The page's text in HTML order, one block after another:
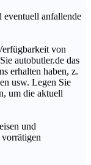
eventuell anfallende
von
autobutler.de das
erhalten haben, z.
usw. Legen Sie
um die aktuell
und